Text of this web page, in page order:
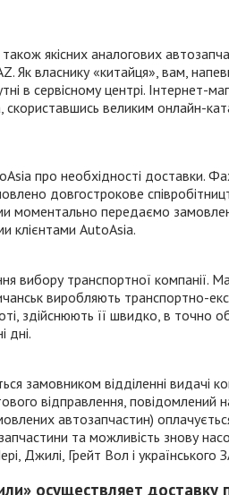
якісних аналогових
Як власнику «китайця», вам,
в сервісному центрі. Інтернет-
скориставшись великим онлайн-
про необхідності доставки.
довгострокове
передаємо
клієнтами AutoAsia.
вибору транспортної компанії.
виробляють транспортно-
здійснюють її швидко, в точно
дні.
замовником відділенні видачі
відправлення, повідомлений
автозапчастин)
та можливість знову
Джилі, Грейт Вол і українського
осуществляет